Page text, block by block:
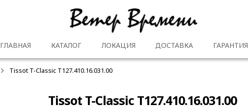
ГЛАВНАЯ КАТАЛОГ ЛОКАЦИЯ ДОСТАВКА ГАРАНТИЯ
Tissot T-Classic T127.410.16.031.00
Tissot T-Classic T127.410.16.031.00